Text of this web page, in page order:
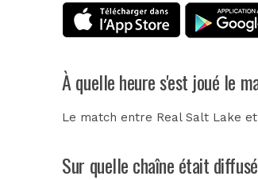
À quelle heure s'est joué le
Le match entre Real Salt Lake
Sur quelle chaîne était